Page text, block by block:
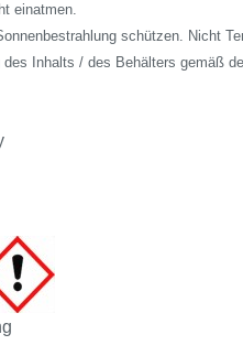
einatmen.
schützen. Nicht
des Inhalts / des Behälters gemäß